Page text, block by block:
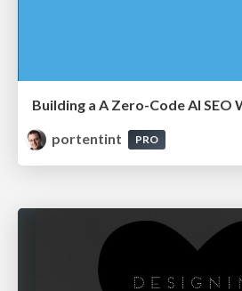
Building a A Zero-Code AI
portentint
PRO